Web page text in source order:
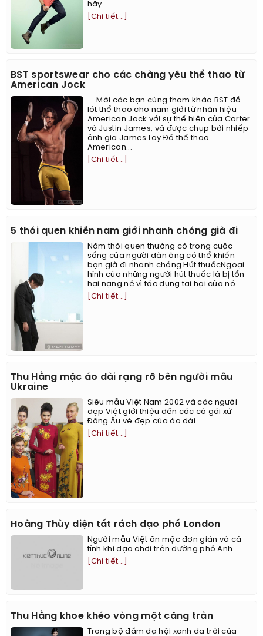
hãy...
[Chi tiết...]
BST sportswear cho các chàng yêu thể thao từ
American Jock
– Mời các bạn cùng tham khảo BST đồ
lót thể thao cho nam giới từ nhãn hiệu
American Jock với sự thể hiện của Carter
và Justin James, và được chụp bởi nhiếp
ảnh gia James Loy.Đồ thể thao
American...
[Chi tiết...]
5 thói quen khiến nam giới nhanh chóng già đi
Năm thói quen thường có trong cuộc
sống của người đàn ông có thể khiến
bạn già đi nhanh chóng.Hút thuốcNgoại
hình của những người hút thuốc lá bị tổn
hại nặng nề vì tác dụng tai hại của nó....
[Chi tiết...]
Thu Hằng mặc áo dài rạng rỡ bên người mẫu
Ukraine
Siêu mẫu Việt Nam 2002 và các người
đẹp Việt giới thiệu đến các cô gái xứ
Đông Âu vẻ đẹp của áo dài.
[Chi tiết...]
Hoàng Thùy diện tất rách dạo phố London
Người mẫu Việt ăn mặc đơn giản và cá
tính khi dạo chơi trên đường phố Anh.
[Chi tiết...]
Thu Hằng khoe khéo vòng một căng tràn
Trong bộ đầm dạ hội xanh da trời của